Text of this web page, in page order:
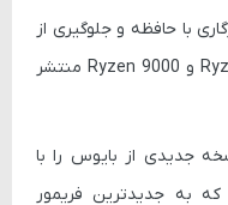
با حافظه و جلوگیری از
خطاهای بوت در پردازنده‌های Ryzen 7000 و Ryzen 9000 منتشر
جدیدی از بایوس را با
کرد که به جدیدترین فریمور